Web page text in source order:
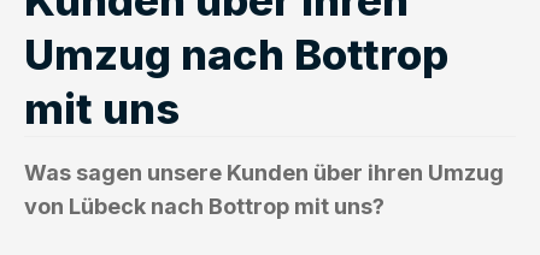
Umzug nach Bottrop
mit uns
Was sagen unsere Kunden über ihren Umzug
von Lübeck nach Bottrop mit uns?